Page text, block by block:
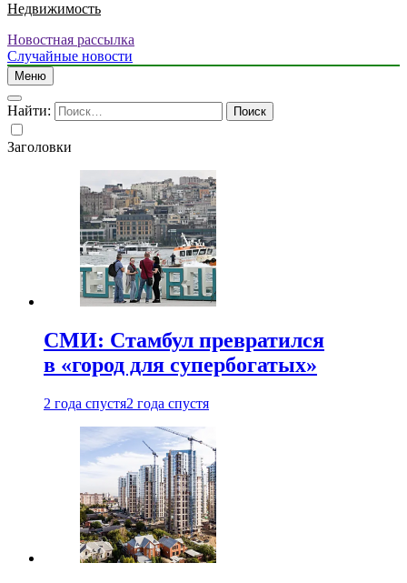
Недвижимость
Новостная рассылка
Случайные новости
Меню
Найти:
Заголовки
СМИ: Стамбул превратился
в «город для супербогатых»
2 года спустя2 года спустя